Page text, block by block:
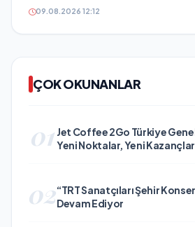
09.08.2026 12:12
ÇOK OKUNANLAR
01 Jet Coffee 2Go Türkiye
Yeni Noktalar, Yeni
02“TRT Sanatçıları Şehir
Devam Ediyor